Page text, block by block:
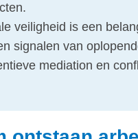
veiligheid is een
signalen van
mediation en